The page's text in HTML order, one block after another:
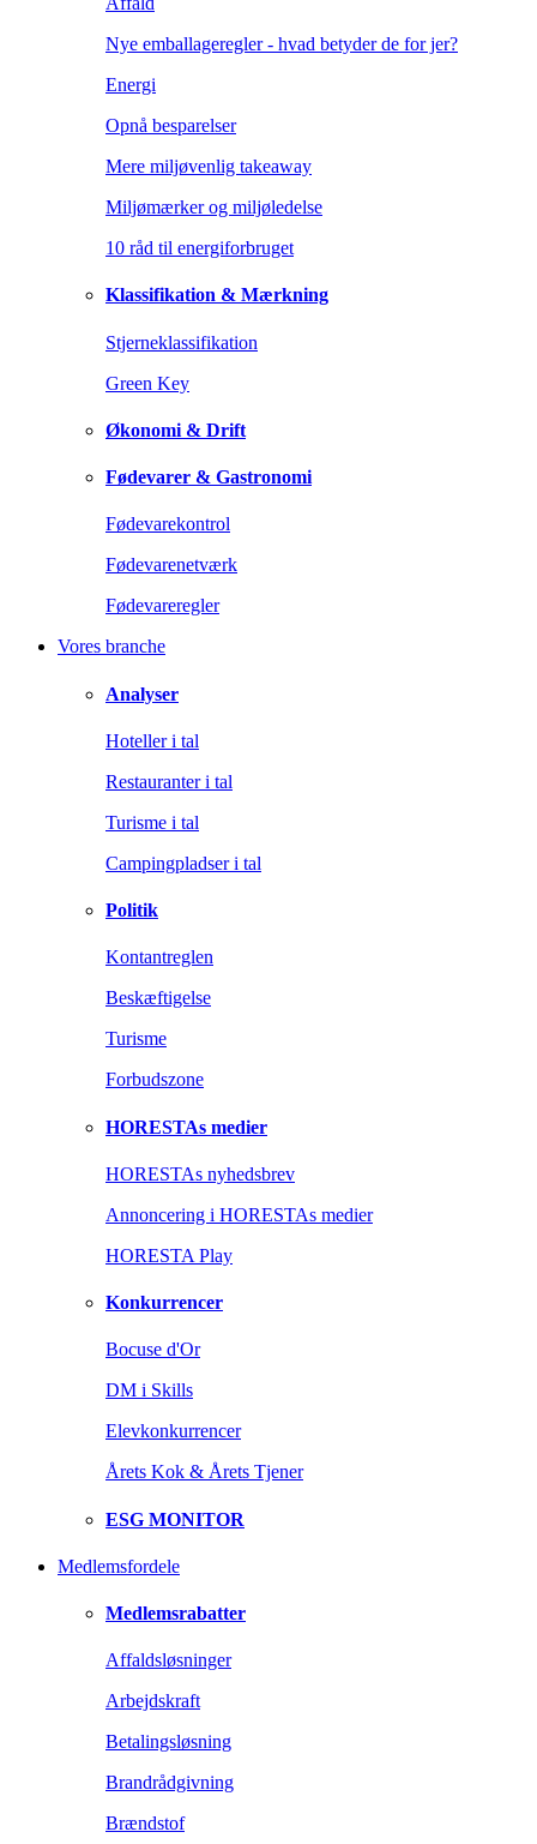
Nye emballageregler - hvad betyder de for jer?
Energi
Opnå besparelser
Mere miljøvenlig takeaway
Miljømærker og miljøledelse
10 råd til energiforbruget
Klassifikation & Mærkning
Stjerneklassifikation
Green Key
Økonomi & Drift
Fødevarer & Gastronomi
Fødevarekontrol
Fødevarenetværk
Fødevareregler
Vores branche
Analyser
Hoteller i tal
Restauranter i tal
Turisme i tal
Campingpladser i tal
Politik
Kontantreglen
Beskæftigelse
Turisme
Forbudszone
HORESTAs medier
HORESTAs nyhedsbrev
Annoncering i HORESTAs medier
HORESTA Play
Konkurrencer
Bocuse d'Or
DM i Skills
Elevkonkurrencer
Årets Kok & Årets Tjener
ESG MONITOR
Medlemsfordele
Medlemsrabatter
Affaldsløsninger
Arbejdskraft
Betalingsløsning
Brandrådgivning
Brændstof